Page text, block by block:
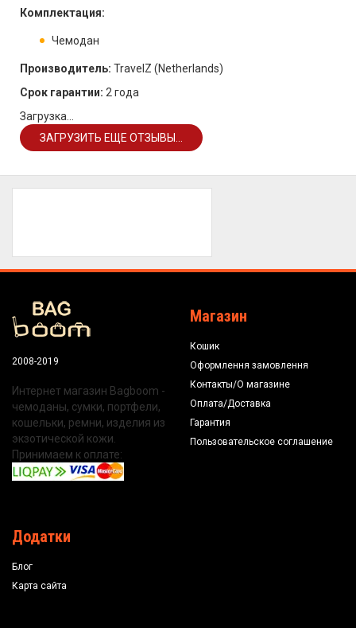
Комплектация:
Чемодан
Производитель: TravelZ (Netherlands)
Срок гарантии: 2 года
Загрузка...
ЗАГРУЗИТЬ ЕЩЕ ОТЗЫВЫ...
2008-2019
Интернет магазин Bagboom -
чемоданы, сумки, портфели,
кошельки, ремни, изделия из
экзотической кожи.
Принимаем к оплате:
Магазин
Кошик
Оформлення замовлення
Контакты/О магазине
Оплата/Доставка
Гарантия
Пользовательское соглашение
Додатки
Блог
Карта сайта